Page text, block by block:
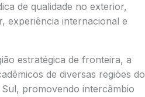
de qualidade no exterior,
experiência internacional e
estratégica de fronteira, a
de diversas regiões do
promovendo intercâmbio